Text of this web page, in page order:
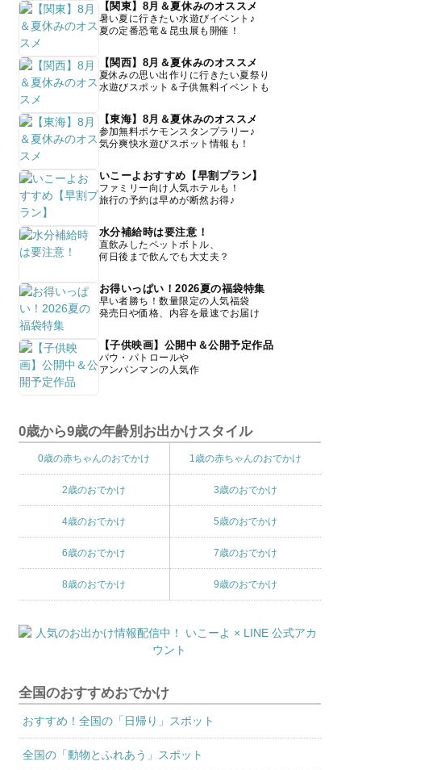
【関東】8月＆夏休みのオススメ
暑い夏に行きたい水遊びイベント♪
夏の定番恐竜＆昆虫展も開催！
【関西】8月＆夏休みのオススメ
夏休みの思い出作りに行きたい夏祭り
水遊びスポット＆子供無料イベントも
【東海】8月＆夏休みのオススメ
参加無料ポケモンスタンプラリー♪
気分爽快水遊びスポット情報も！
いこーよおすすめ【早割プラン】
ファミリー向け人気ホテルも！
旅行の予約は早めが断然お得♪
水分補給時は要注意！
直飲みしたペットボトル、
何日後まで飲んでも大丈夫？
お得いっぱい！2026夏の福袋特集
早い者勝ち！数量限定の人気福袋
発売日や価格、内容を最速でお届け
【子供映画】公開中＆公開予定作品
パウ・パトロールや
アンパンマンの人気作
0歳から9歳の年齢別お出かけスタイル
0歳の赤ちゃんのおでかけ 1歳の赤ちゃんのおでかけ
2歳のおでかけ 3歳のおでかけ
4歳のおでかけ 5歳のおでかけ
6歳のおでかけ 7歳のおでかけ
8歳のおでかけ 9歳のおでかけ
全国のおすすめおでかけ
おすすめ！全国の「日帰り」スポット
全国の「動物とふれあう」スポット